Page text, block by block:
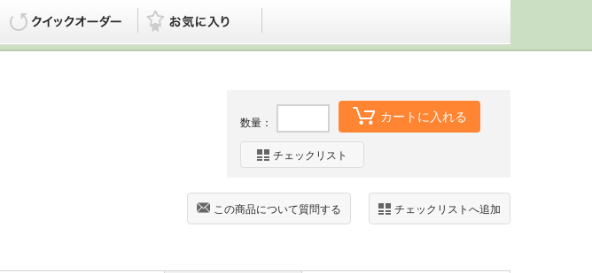
数量： カートに入れる
チェックリスト
チェックリストへ追加
この商品について質問する